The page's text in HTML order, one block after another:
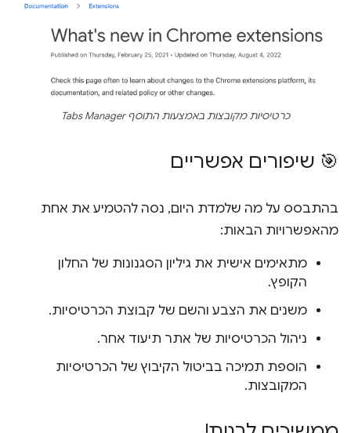
כרטיסיות מקובצות באמצעות התוסף Tabs Manager
🎯 שיפורים אפשריים
בהתבסס על מה שלמדת היום, נסה להטמיע את אחת
מהאפשרויות הבאות:
מתאימים אישית את גיליון הסגנונות של החלון
הקופץ.
משנים את הצבע והשם של קבוצת הכרטיסיות.
ניהול הכרטיסיות של אתר תיעוד אחר.
הוספת תמיכה בביטול הקיבוץ של הכרטיסיות
המקובצות.